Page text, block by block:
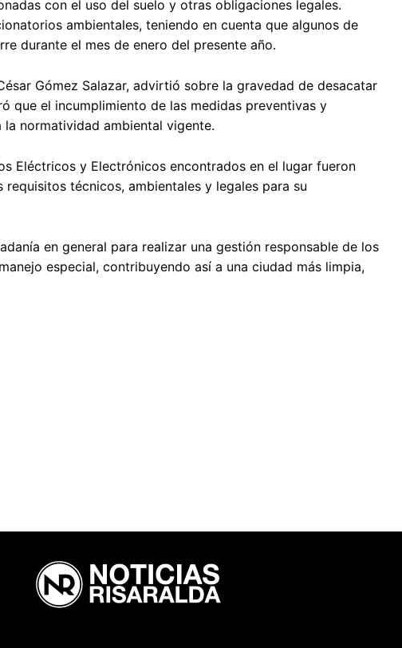
con el uso del suelo y otras obligaciones legales.
ambientales, teniendo en cuenta que algunos de
durante el mes de enero del presente año.
Gómez Salazar, advirtió sobre la gravedad de desacatar
que el incumplimiento de las medidas preventivas y
normatividad ambiental vigente.
Eléctricos y Electrónicos encontrados en el lugar fueron
técnicos, ambientales y legales para su
en general para realizar una gestión responsable de los
especial, contribuyendo así a una ciudad más limpia,